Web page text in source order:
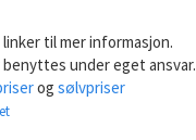
til mer informasjon.
under eget ansvar.
og sølvpriser